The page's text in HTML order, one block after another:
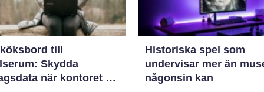
till
Skydda
när kontoret är
Historiska spel som
undervisar mer än
någonsin kan